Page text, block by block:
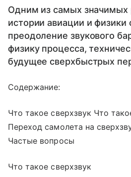
Одним из самых значимых
истории авиации и физики
преодоление звукового
физику процесса,
будущее сверхбыстрых
Содержание:
Что такое сверхзвук Что
Переход самолета на
Частые вопросы
Что такое сверхзвук